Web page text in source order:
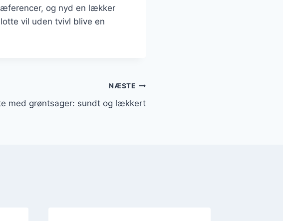
og nyd en lækker
vil uden tvivl blive en
NÆSTE
med grøntsager: sundt og lækkert